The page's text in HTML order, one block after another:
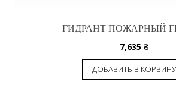
ГИДРАНТ ПОЖАРНЫЙ
7,635 ₴
ДОБАВИТЬ В КОРЗИНУ